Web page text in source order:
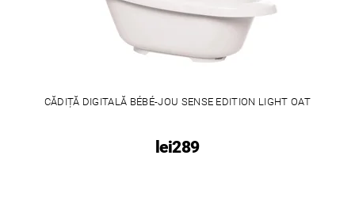
CĂDIȚĂ DIGITALĂ BÉBÉ-JOU SENSE EDITION LIGHT OAT
lei289